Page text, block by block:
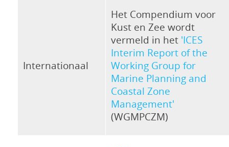
Internationaal
Het Compendium voor
Kust en Zee wordt
vermeld in het 'ICES
Interim Report of the
Working Group for
Marine Planning and
Coastal Zone
Management'
(WGMPCZM)